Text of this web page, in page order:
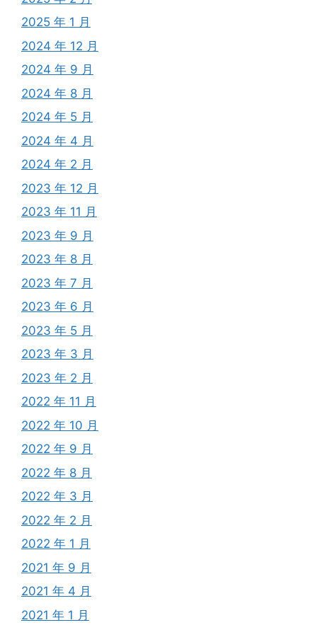
2025 年 1 月
2024 年 12 月
2024 年 9 月
2024 年 8 月
2024 年 5 月
2024 年 4 月
2024 年 2 月
2023 年 12 月
2023 年 11 月
2023 年 9 月
2023 年 8 月
2023 年 7 月
2023 年 6 月
2023 年 5 月
2023 年 3 月
2023 年 2 月
2022 年 11 月
2022 年 10 月
2022 年 9 月
2022 年 8 月
2022 年 3 月
2022 年 2 月
2022 年 1 月
2021 年 9 月
2021 年 4 月
2021 年 1 月